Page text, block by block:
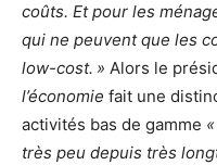
coûts. Et pour les
qui ne peuvent que les
low-cost. » Alors le
l’économie fait une
activités bas de gamme
très peu depuis très